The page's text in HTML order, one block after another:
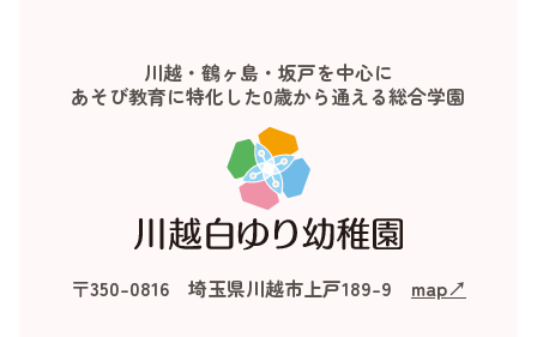
川越・鶴ヶ島・坂戸を中心に
あそび教育に特化した0歳から通える総合学園
〒350-0816 埼玉県川越市上戸189-9 map↗︎